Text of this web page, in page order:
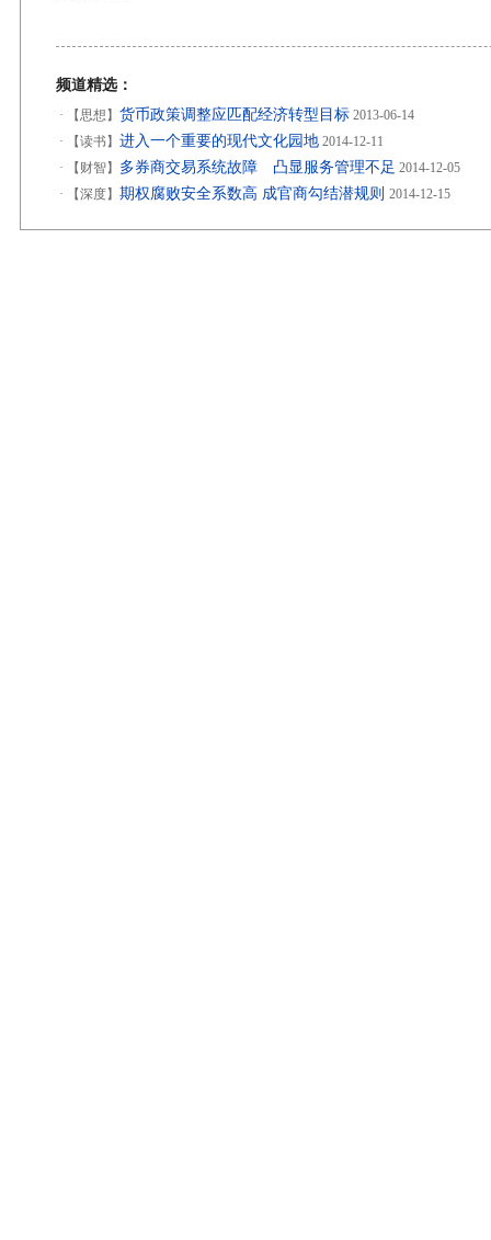
频道精选：
· 【思想】 货币政策调整应匹配经济转型目标 2013-06-14
·
【读书】 进入一个重要的现代文化园地 2014-12-11
·
【财智】 多券商交易系统故障 凸显服务管理不足 2014-12-05
·
【深度】 期权腐败安全系数高 成官商勾结潜规则 2014-12-15